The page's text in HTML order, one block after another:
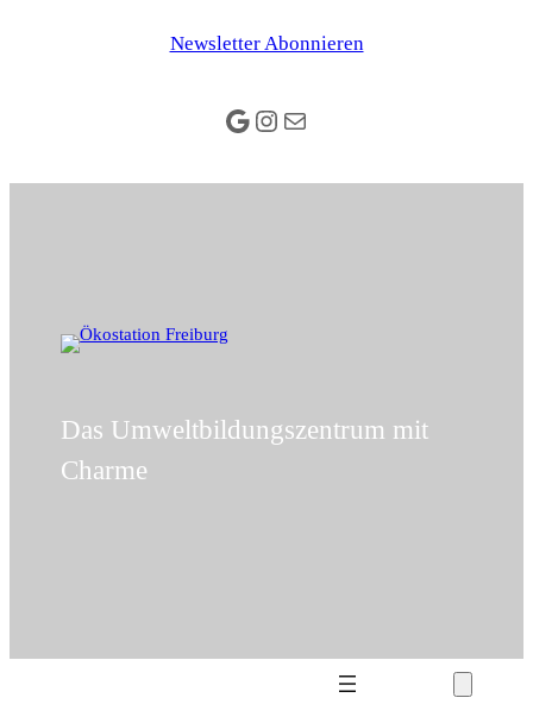
Newsletter Abonnieren
Google
Instagram
E-Mail
Das Umweltbildungszentrum mit
Charme